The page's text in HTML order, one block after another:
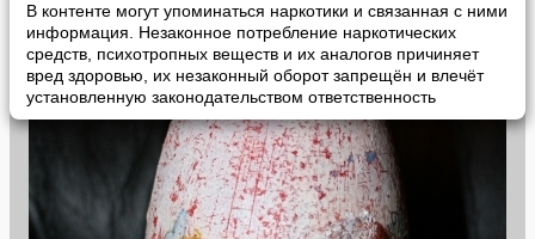
В контенте могут упоминаться наркотики и связанная с ними
информация. Незаконное потребление наркотических
средств, психотропных веществ и их аналогов причиняет
вред здоровью, их незаконный оборот запрещён и влечёт
установленную законодательством ответственность